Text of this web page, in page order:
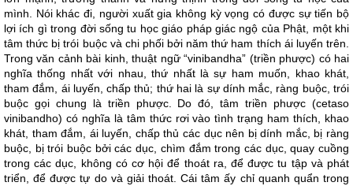
mình. Nói khác đi, người xuất gia không kỳ vọng có được sự tiến bộ
lợi ích gì trong đời sống tu học giáo pháp giác ngộ của Phật, một khi
tâm thức bị trói buộc và chi phối bởi năm thứ ham thích ái luyến trên.
Trong văn cảnh bài kinh, thuật ngữ “vinibandha” (triền phược) có hai
nghĩa thống nhất với nhau, thứ nhất là sự ham muốn, khao khát,
tham đắm, ái luyến, chấp thủ; thứ hai là sự dính mắc, ràng buộc, trói
buộc gọi chung là triền phược. Do đó, tâm triền phược (cetaso
vinibandho) có nghĩa là tâm thức rơi vào tình trạng ham thích, khao
khát, tham đắm, ái luyến, chấp thủ các dục nên bị dính mắc, bị ràng
buộc, bị trói buộc bởi các dục, chìm đắm trong các dục, quay cuồng
trong các dục, không có cơ hội để thoát ra, để được tu tập và phát
triển, để được tự do và giải thoát. Cái tâm ấy chỉ quanh quẩn trong